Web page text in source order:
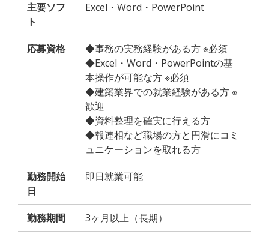
主要ソフ
ト
Excel・Word・PowerPoint
応募資格
◆事務の実務経験がある方 ※必須
◆Excel・Word・PowerPointの基
本操作が可能な方 ※必須
◆建築業界での就業経験がある方 ※
歓迎
◆資料整理を確実に行える方
◆報連相など職場の方と円滑にコミ
ュニケーションを取れる方
勤務開始
日
即日就業可能
勤務期間 3ヶ月以上（長期）